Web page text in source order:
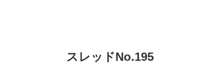
スレッドNo.195